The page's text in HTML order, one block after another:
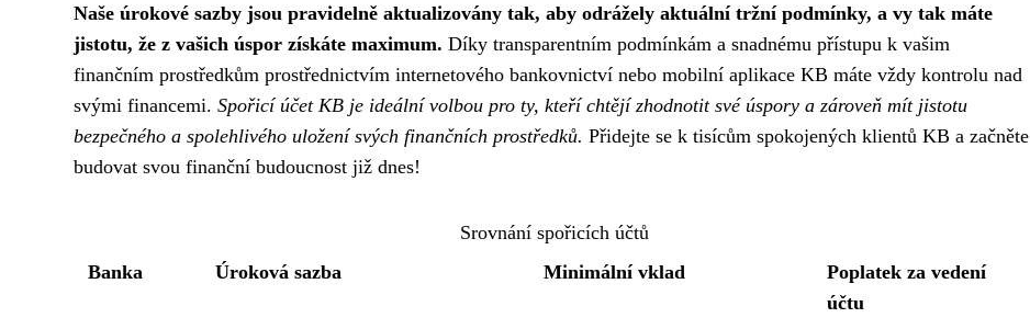
Naše úrokové sazby jsou pravidelně aktualizovány tak, aby odrážely aktuální tržní podmínky, a vy tak máte
jistotu, že z vašich úspor získáte maximum. Díky transparentním podmínkám a snadnému přístupu k vašim
finančním prostředkům prostřednictvím internetového bankovnictví nebo mobilní aplikace KB máte vždy kontrolu nad
svými financemi. Spořicí účet KB je ideální volbou pro ty, kteří chtějí zhodnotit své úspory a zároveň mít jistotu
bezpečného a spolehlivého uložení svých finančních prostředků. Přidejte se k tisícům spokojených klientů KB a začněte
budovat svou finanční budoucnost již dnes!
Srovnání spořicích účtů
Banka
Úroková sazba Minimální vklad
Poplatek za vedení
účtu